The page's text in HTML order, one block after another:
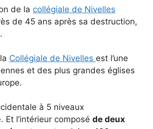
de la collégiale de Nivelles
de 45 ans après sa destruction,
Collégiale de Nivelles est l’une
et des plus grandes églises
à 5 niveaux
Et l’intérieur composé de deux